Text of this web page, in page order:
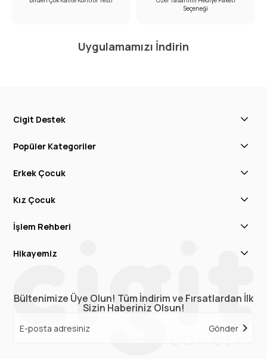
Seçeneği
Uygulamamızı İndirin
Cigit Destek
Popüler Kategoriler
Erkek Çocuk
Kız Çocuk
İşlem Rehberi
Hikayemiz
Bültenimize Üye Olun! Tüm İndirim ve Fırsatlardan İlk
Sizin Haberiniz Olsun!
Gönder